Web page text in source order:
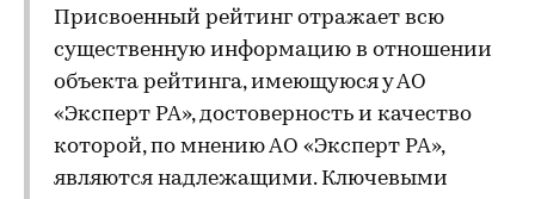
Присвоенный рейтинг отражает всю
существенную информацию в отношении
объекта рейтинга, имеющуюся у АО
«Эксперт РА», достоверность и качество
которой, по мнению АО «Эксперт РА»,
являются надлежащими. Ключевыми